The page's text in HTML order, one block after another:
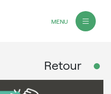
MENU
Retour